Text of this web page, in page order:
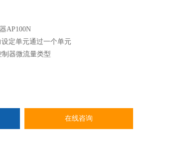
AP100N
定单元通过一个单元
器微流量类型
在线咨询